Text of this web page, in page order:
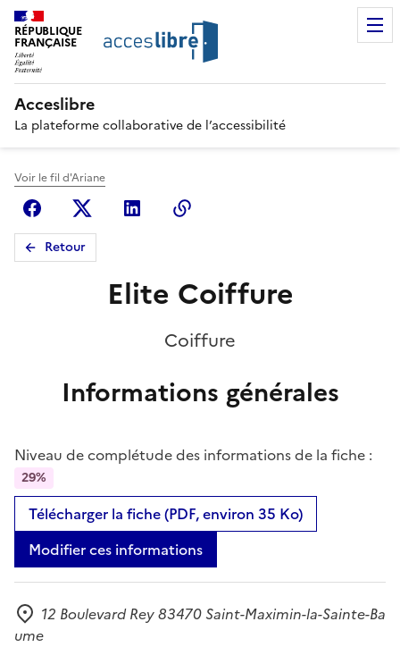
RÉPUBLIQUE
FRANÇAISE
Acceslibre
La plateforme collaborative de l’accessibilité
Voir le fil d'Ariane
FacebookX (anciennement Twitter)
Linkedin
Retour
Elite Coiffure
Coiffure
Informations générales
Niveau de complétude des informations de la fiche :
29%
Télécharger la fiche (PDF, environ 35 Ko)
Modifier ces informations
Adresse
12 Boulevard Rey 83470 Saint-Maximin-la-Sainte-Ba
ume